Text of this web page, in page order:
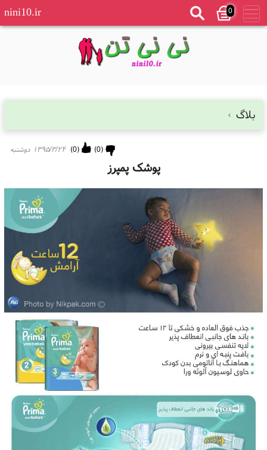
0
nini10.ir
بلاگ
۱۳۹۵/۳/۲۴ دوشنبه (
0
) (
0
)
پوشک پمپرز